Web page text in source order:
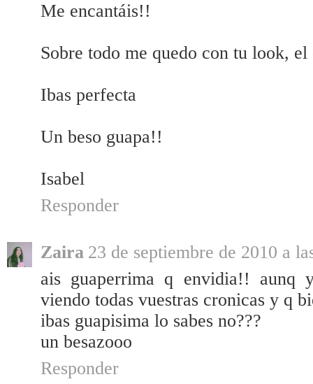
Me encantáis!!
Sobre todo me quedo con tu look,
Ibas perfecta
Un beso guapa!!
Isabel
Responder
Zaira 23 de septiembre de 2010 a
ais guaperrima q envidia!! aunq
viendo todas vuestras cronicas y q
ibas guapisima lo sabes no???
un besazooo
Responder